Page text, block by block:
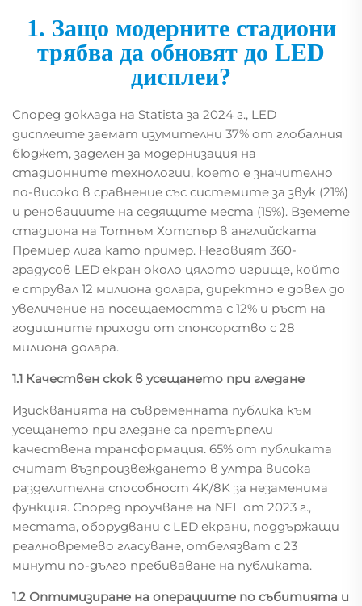
1. Защо модерните стадиони
трябва да обновят до LED
дисплеи?
Според доклада на Statista за 2024 г., LED
дисплеите заемат изумителни 37% от глобалния
бюджет, заделен за модернизация на
стадионните технологии, което е значително
по-високо в сравнение със системите за звук (21%)
и реновациите на седящите места (15%). Вземете
стадиона на Тотнъм Хотспър в английската
Премиер лига като пример. Неговият 360-
градусов LED екран около цялото игрище, който
е струвал 12 милиона долара, директно е довел до
увеличение на посещаемостта с 12% и ръст на
годишните приходи от спонсорство с 28
милиона долара.
1.1 Качествен скок в усещането при гледане
Изискванията на съвременната публика към
усещането при гледане са претърпели
качествена трансформация. 65% от публиката
считат възпроизвеждането в ултра висока
разделителна способност 4K/8K за незаменима
функция. Според проучване на NFL от 2023 г.,
местата, оборудвани с LED екрани, поддържащи
реалновремево гласуване, отбелязват с 23
минути по-дълго пребиваване на публиката.
1.2 Оптимизиране на операциите по събитията и